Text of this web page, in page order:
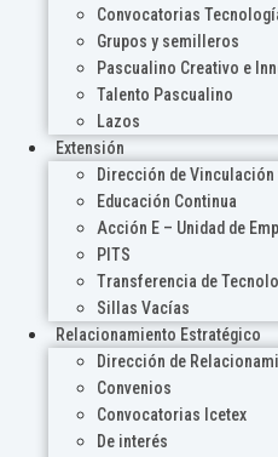
Convocatorias
Grupos y semilleros
Pascualino Creativo e
Talento Pascualino
Lazos
Extensión
Dirección de
Educación Continua
Acción E – Unidad de
PITS
Transferencia de
Sillas Vacías
Relacionamiento Estratégico
Dirección de
Convenios
Convocatorias Icetex
De interés